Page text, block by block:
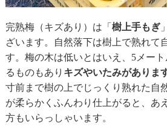
完熟梅（キズあり）は「 樹上手もぎ
ざいます。自然落下は樹上で熟れて
す。梅の木は低いとはいえ、5メー
るものもあり キズやいたみがありま
寸前まで樹の上でじっくり熟れた自
が柔らかくふんわり仕上がると、あ
方もいらっしゃいます。